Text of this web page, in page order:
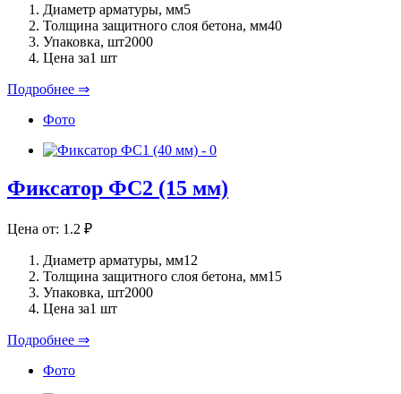
Диаметр арматуры, мм5
Толщина защитного слоя бетона, мм40
Упаковка, шт2000
Цена за1 шт
Подробнее ⇒
Фото
Фиксатор ФС2 (15 мм)
Цена от: 1.2 ₽
Диаметр арматуры, мм12
Толщина защитного слоя бетона, мм15
Упаковка, шт2000
Цена за1 шт
Подробнее ⇒
Фото